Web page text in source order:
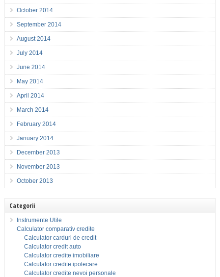
October 2014
September 2014
August 2014
July 2014
June 2014
May 2014
April 2014
March 2014
February 2014
January 2014
December 2013
November 2013
October 2013
Categorii
Instrumente Utile
Calculator comparativ credite
Calculator carduri de credit
Calculator credit auto
Calculator credite imobiliare
Calculator credite ipotecare
Calculator credite nevoi personale